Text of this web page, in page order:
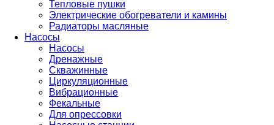
Тепловые пушки
Электрические обогреватели и камины
Радиаторы масляные
Насосы
Насосы
Дренажные
Скважинные
Циркуляционные
Вибрационные
Фекальные
Для опрессовки